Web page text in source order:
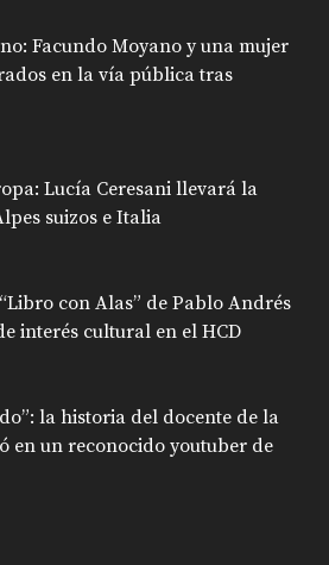
Facundo Moyano y una mujer
en la vía pública tras
Lucía Ceresani llevará la
suizos e Italia
con Alas” de Pablo Andrés
interés cultural en el HCD
la historia del docente de la
en un reconocido youtuber de